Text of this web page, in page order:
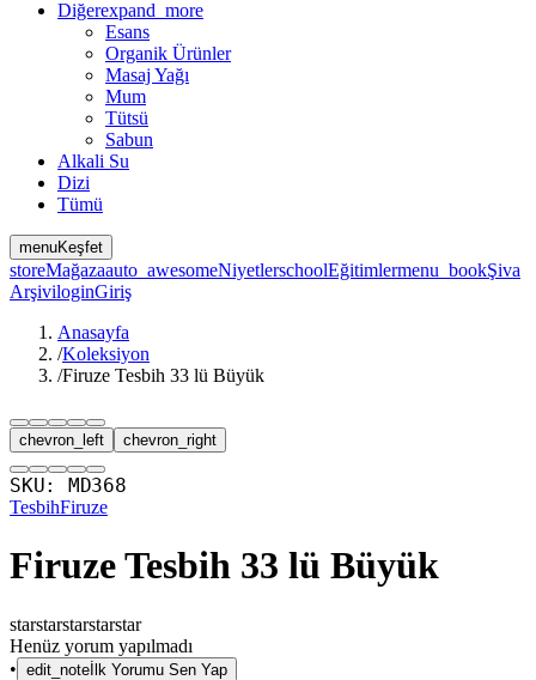
Diğerexpand_more
Esans
Organik Ürünler
Masaj Yağı
Mum
Tütsü
Sabun
Alkali Su
Dizi
Tümü
menuKeşfet
storeMağazaauto_awesomeNiyetlerschoolEğitimlermenu_bookŞiva
ArşiviloginGiriş
Anasayfa
/Koleksiyon
/Firuze Tesbih 33 lü Büyük
chevron_left chevron_right
SKU: MD368
TesbihFiruze
Firuze Tesbih 33 lü Büyük
starstarstarstarstar
Henüz yorum yapılmadı
• edit_note İlk Yorumu Sen Yap